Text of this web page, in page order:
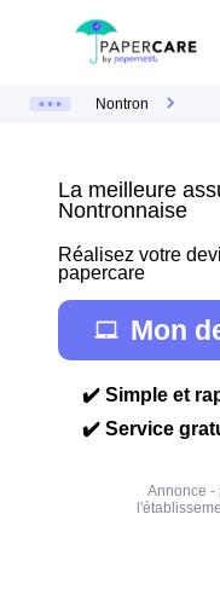
Nontron
La meilleure
Nontronnaise
Réalisez votre
papercare
Mon
✔️ Simple et
✔️ Service
Annonce -